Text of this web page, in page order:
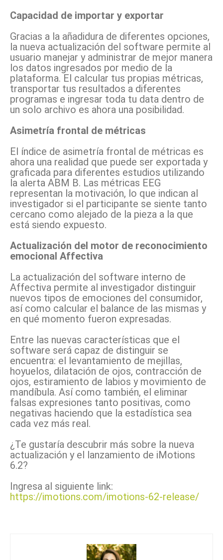
Capacidad de importar y exportar
Gracias a la añadidura de diferentes opciones,
la nueva actualización del software permite al
usuario manejar y administrar de mejor manera
los datos ingresados por medio de la
plataforma. El calcular tus propias métricas,
transportar tus resultados a diferentes
programas e ingresar toda tu data dentro de
un solo archivo es ahora una posibilidad.
Asimetría frontal de métricas
El índice de asimetría frontal de métricas es
ahora una realidad que puede ser exportada y
graficada para diferentes estudios utilizando
la alerta ABM B. Las métricas EEG
representan la motivación, lo que indican al
investigador si el participante se siente tanto
cercano como alejado de la pieza a la que
está siendo expuesto.
Actualización del motor de reconocimiento
emocional Affectiva
La actualización del software interno de
Affectiva permite al investigador distinguir
nuevos tipos de emociones del consumidor,
así como calcular el balance de las mismas y
en qué momento fueron expresadas.
Entre las nuevas características que el
software será capaz de distinguir se
encuentra: el levantamiento de mejillas,
hoyuelos, dilatación de ojos, contracción de
ojos, estiramiento de labios y movimiento de
mandíbula. Así como también, el eliminar
falsas expresiones tanto positivas, como
negativas haciendo que la estadística sea
cada vez más real.
¿Te gustaría descubrir más sobre la nueva
actualización y el lanzamiento de iMotions
6.2?
Ingresa al siguiente link:
https://imotions.com/imotions-62-release/